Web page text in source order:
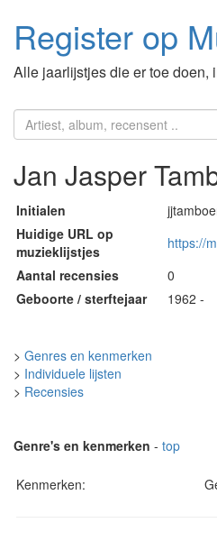
Register op
Alle jaarlijstjes die er toe doen,
Jan Jasper
Initialen
Huidige URL op
muzieklijstjes
https://
Aantal recensies
0
Geboorte / sterftejaar
1962 -
> Genres en kenmerken
> Individuele lijsten
> Recensies
Genre's en kenmerken - top
Kenmerken: